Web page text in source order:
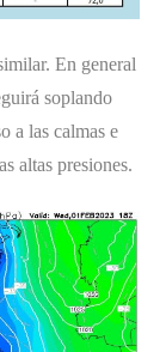
En general
soplando
a las calmas e
altas presiones.